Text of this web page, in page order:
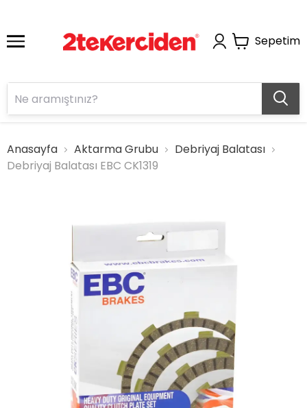
Sepetim
Anasayfa Aktarma Grubu
Debriyaj Balatası
Debriyaj Balatası EBC CK1319